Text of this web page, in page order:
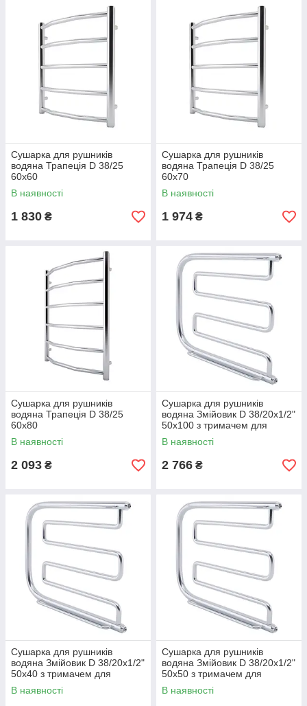
Сушарка для рушників
водяна Трапеція D 38/25
60х60
В наявності
1 830 ₴
Сушарка для рушників
водяна Трапеція D 38/25
60х70
В наявності
1 974 ₴
Сушарка для рушників
водяна Трапеція D 38/25
60х80
В наявності
2 093 ₴
Сушарка для рушників
водяна Змійовик D 38/20х1/2"
50х100 з тримачем для
рушника
В наявності
2 766 ₴
Сушарка для рушників
водяна Змійовик D 38/20х1/2"
50х40 з тримачем для
рушника
В наявності
Сушарка для рушників
водяна Змійовик D 38/20х1/2"
50х50 з тримачем для
рушника
В наявності